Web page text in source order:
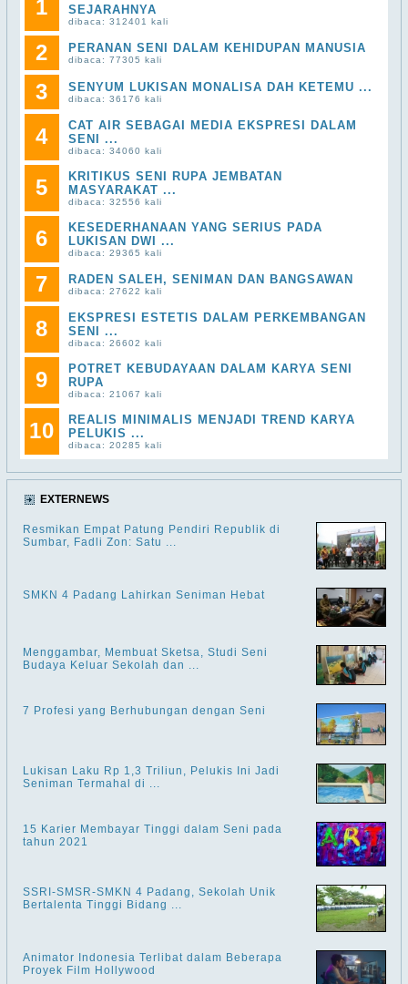
1
SEJARAHNYA
dibaca: 312401 kali
2 PERANAN SENI DALAM KEHIDUPAN MANUSIA
dibaca: 77305 kali
3 SENYUM LUKISAN MONALISA DAH KETEMU ...
dibaca: 36176 kali
4
CAT AIR SEBAGAI MEDIA EKSPRESI DALAM
SENI ...
dibaca: 34060 kali
5
KRITIKUS SENI RUPA JEMBATAN
MASYARAKAT ...
dibaca: 32556 kali
6
KESEDERHANAAN YANG SERIUS PADA
LUKISAN DWI ...
dibaca: 29365 kali
7 RADEN SALEH, SENIMAN DAN BANGSAWAN
dibaca: 27622 kali
8
EKSPRESI ESTETIS DALAM PERKEMBANGAN
SENI ...
dibaca: 26602 kali
9
POTRET KEBUDAYAAN DALAM KARYA SENI
RUPA
dibaca: 21067 kali
10
REALIS MINIMALIS MENJADI TREND KARYA
PELUKIS ...
dibaca: 20285 kali
EXTERNEWS
Resmikan Empat Patung Pendiri Republik di
Sumbar, Fadli Zon: Satu ...
SMKN 4 Padang Lahirkan Seniman Hebat
Menggambar, Membuat Sketsa, Studi Seni
Budaya Keluar Sekolah dan ...
7 Profesi yang Berhubungan dengan Seni
Lukisan Laku Rp 1,3 Triliun, Pelukis Ini Jadi
Seniman Termahal di ...
15 Karier Membayar Tinggi dalam Seni pada
tahun 2021
SSRI-SMSR-SMKN 4 Padang, Sekolah Unik
Bertalenta Tinggi Bidang ...
Animator Indonesia Terlibat dalam Beberapa
Proyek Film Hollywood